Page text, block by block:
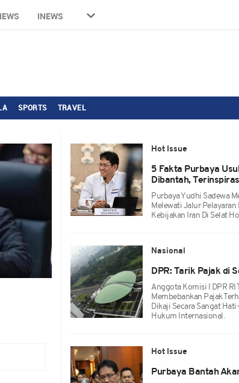
INEWS
SPORTS TRAVEL
Hot Issue
5 Fakta Purbaya
Dibantah,
Purbaya Yudhi Sadewa
Melewati Jalur Pelayaran
Kebijakan Iran Di Selat
Nasional
DPR: Tarik Pajak di
Anggota Komisi I DPR
Membebankan Pajak
Dikaji Secara Sangat
Hukum Internasional.
Hot Issue
Purbaya Bantah